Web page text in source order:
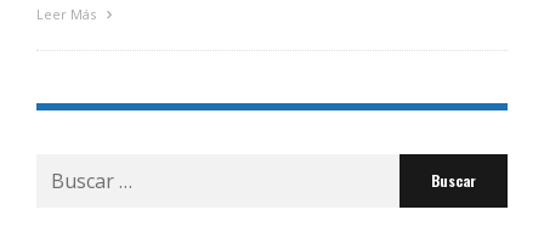
Leer Más
Buscar
por: